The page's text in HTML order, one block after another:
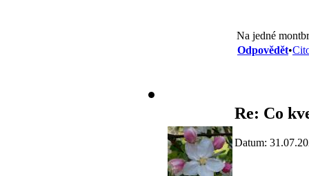
Na jedné
Odpovědět•
Re: Co
Datum: